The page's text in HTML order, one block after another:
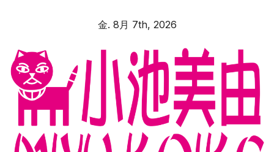
金. 8月 7th, 2026